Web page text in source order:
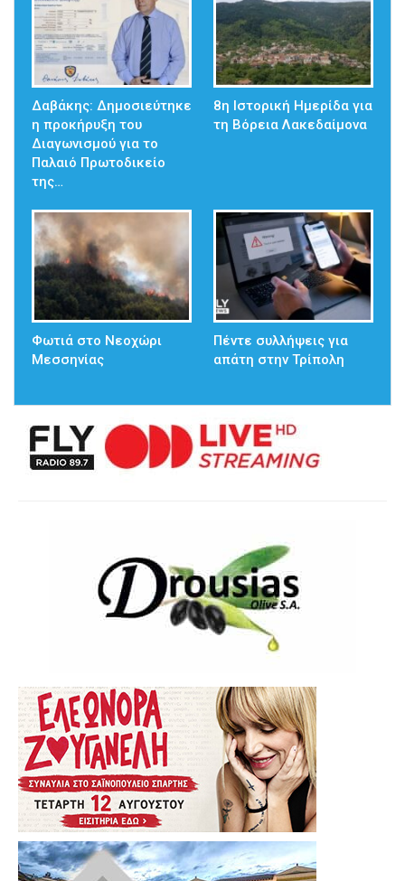
Δαβάκης: Δημοσιεύτηκε
η προκήρυξη του
Διαγωνισμού για το
Παλαιό Πρωτοδικείο
της…
8η Ιστορική Ημερίδα για
τη Βόρεια Λακεδαίμονα
Φωτιά στο Νεοχώρι
Μεσσηνίας
Πέντε συλλήψεις για
απάτη στην Τρίπολη